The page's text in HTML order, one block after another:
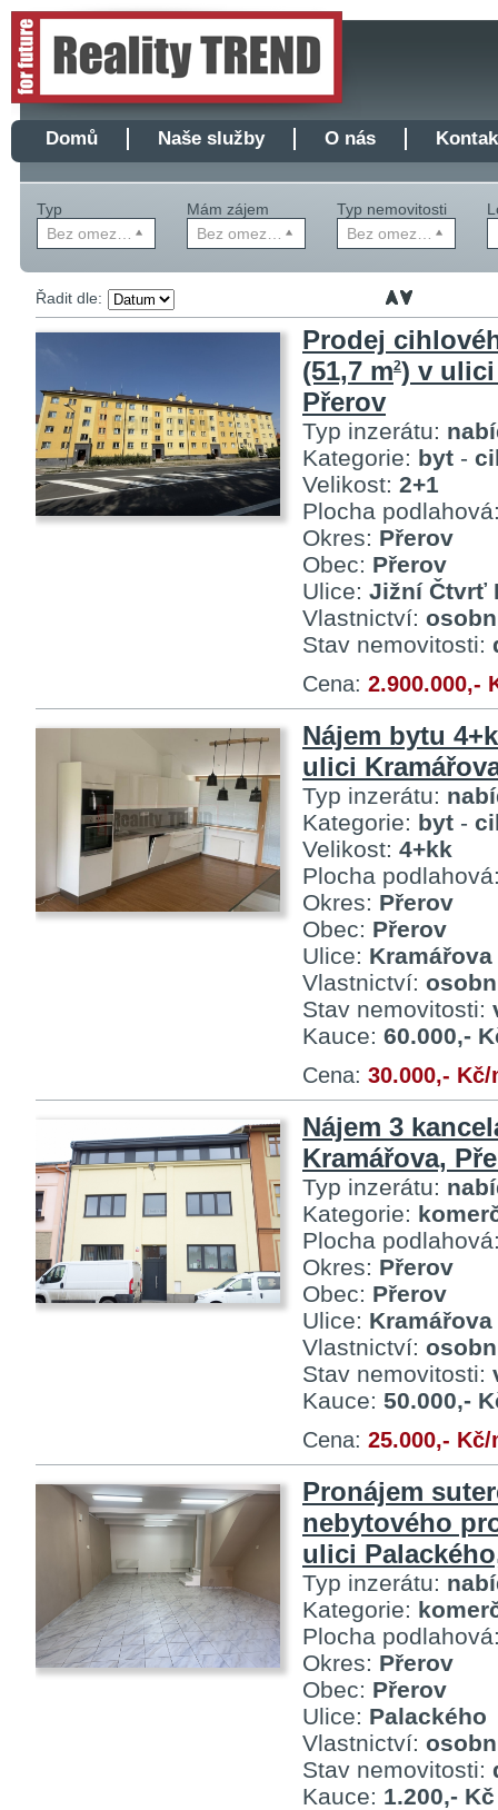
Domů Naše služby O nás
Typ
Mám zájem
Typ nemovitosti
Řadit dle:
Prodej
(51,7 m2) v
Přerov
Typ inzerátu:
Kategorie: byt -
Velikost: 2+1
Plocha
Okres: Přerov
Obec: Přerov
Ulice: Jižní Čtvrť
Vlastnictví:
Stav nemovitosti:
Cena: 2.900.000,-
Nájem bytu
ulici
Typ inzerátu:
Kategorie: byt -
Velikost: 4+kk
Plocha
Okres: Přerov
Obec: Přerov
Ulice: Kramářova
Vlastnictví:
Stav nemovitosti:
Kauce: 60.000,-
Cena: 30.000,-
Nájem 3
Kramářova,
Typ inzerátu:
Kategorie:
Plocha
Okres: Přerov
Obec: Přerov
Ulice: Kramářova
Vlastnictví:
Stav nemovitosti:
Kauce: 50.000,-
Cena: 25.000,-
Pronájem
nebytového
ulici
Typ inzerátu:
Kategorie:
Plocha
Okres: Přerov
Obec: Přerov
Ulice: Palackého
Vlastnictví:
Stav nemovitosti:
Kauce: 1.200,- Kč